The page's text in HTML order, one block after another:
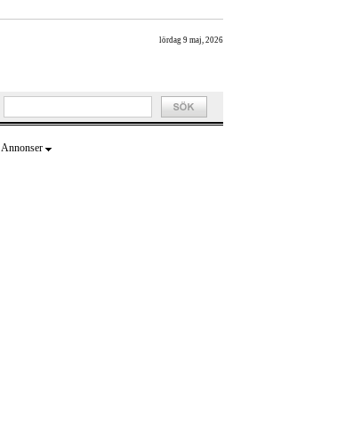
lördag 9 maj, 2026
Annonser